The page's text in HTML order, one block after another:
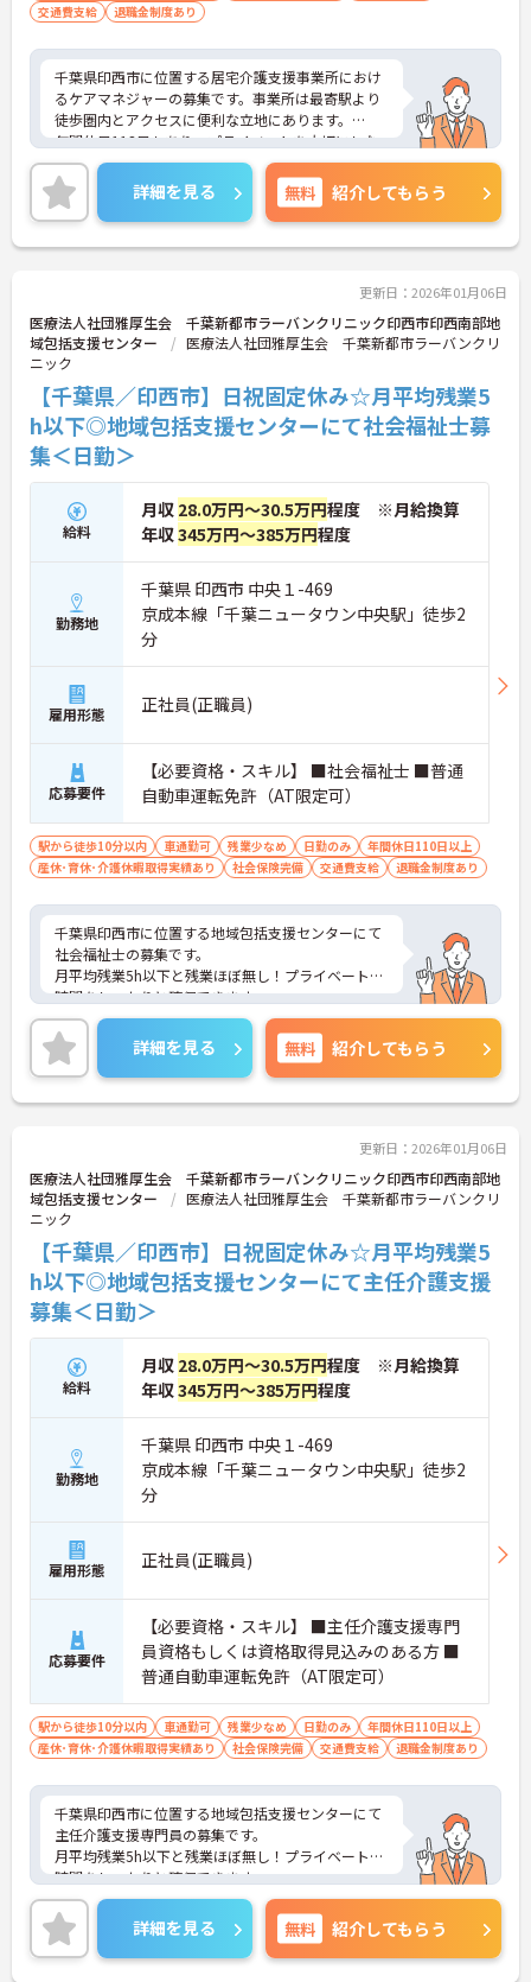
交通費支給
退職金制度あり
千葉県印西市に位置する居宅介護支援事業所におけ
るケアマネジャーの募集です。事業所は最寄駅より
徒歩圏内とアクセスに便利な立地にあります。
年間休日113日もあり、プライベートを大切にしな
がらご勤務いただけます。
ご興味のある方には、面接対策ポイントなど、さら
に詳細をお話しいたしますのでお気軽にご相談くだ
さい！
詳細を見る 無料 紹介してもらう
更新日：2026年01月06日
医療法人社団雅厚生会 千葉新都市ラーバンクリニック印西市印西南部地
域包括支援センター
医療法人社団雅厚生会 千葉新都市ラーバンクリ
ニック
【千葉県／印西市】日祝固定休み☆月平均残業5
h以下◎地域包括支援センターにて社会福祉士募
集＜日勤＞
給料
月収 28.0万円～30.5万円程度 ※月給換算
年収345万円～385万円程度
勤務地
千葉県 印西市 中央１-469
京成本線「千葉ニュータウン中央駅」徒歩2
分
雇用形態 正社員(正職員)
応募要件
【必要資格・スキル】 ■社会福祉士 ■普通
自動車運転免許（AT限定可）
駅から徒歩10分以内 車通勤可 残業少なめ 日勤のみ
年間休日110日以上
産休･育休･介護休暇取得実績あり
社会保険完備 交通費支給 退職金制度あり
千葉県印西市に位置する地域包括支援センターにて
社会福祉士の募集です。
月平均残業5h以下と残業ほぼ無し！プライベートの
時間をしっかりと確保できます。
ご興味のある方には、面接対策ポイントなど、さら
に詳細をお話いたしますので、お気軽にご相談くだ
さい。
詳細を見る 無料 紹介してもらう
更新日：2026年01月06日
医療法人社団雅厚生会 千葉新都市ラーバンクリニック印西市印西南部地
域包括支援センター
医療法人社団雅厚生会 千葉新都市ラーバンクリ
ニック
【千葉県／印西市】日祝固定休み☆月平均残業5
h以下◎地域包括支援センターにて主任介護支援
募集＜日勤＞
給料
月収 28.0万円～30.5万円程度 ※月給換算
年収345万円～385万円程度
勤務地
千葉県 印西市 中央１-469
京成本線「千葉ニュータウン中央駅」徒歩2
分
雇用形態 正社員(正職員)
応募要件
【必要資格・スキル】 ■主任介護支援専門
員資格もしくは資格取得見込みのある方 ■
普通自動車運転免許（AT限定可）
駅から徒歩10分以内 車通勤可 残業少なめ 日勤のみ
年間休日110日以上
産休･育休･介護休暇取得実績あり
社会保険完備 交通費支給 退職金制度あり
千葉県印西市に位置する地域包括支援センターにて
主任介護支援専門員の募集です。
月平均残業5h以下と残業ほぼ無し！プライベートの
時間をしっかりと確保できます。
ご興味のある方には、面接対策ポイントなど、さら
に詳細をお話いたしますので、お気軽にご相談くだ
さい。
詳細を見る 無料 紹介してもらう